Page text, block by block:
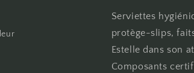
Serviettes
protège-slips,
Estelle dans son
Composants